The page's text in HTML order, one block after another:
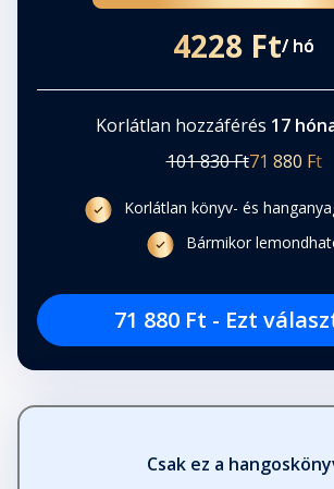
Fejezet hossza: 00:01:33
33. Rákóczi halála
4228 Ft/ hó
Korlátlan hozzáférés 17
101 830 Ft71 880 Ft
Korlátlan könyv- és
Bármikor
71 880 Ft - Ezt
Csak ez a